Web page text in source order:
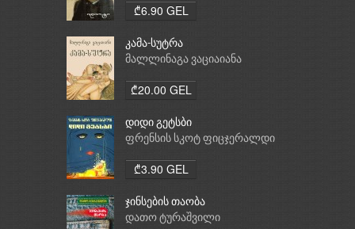
₾6.90 GEL
კამა-სუტრა
მალლინაგა ვაციაიანა
₾20.00 GEL
დიდი გეტსბი
ფრენსის სკოტ ფიცჯერალდი
₾3.90 GEL
ჯინსების თაობა
დათო ტურაშვილი